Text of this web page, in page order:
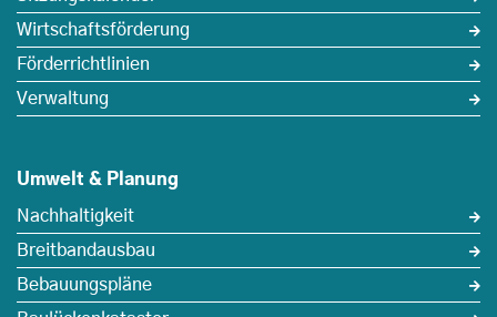
Wirtschaftsförderung
Förderrichtlinien
Verwaltung
Umwelt & Planung
Nachhaltigkeit
Breitbandausbau
Bebauungspläne